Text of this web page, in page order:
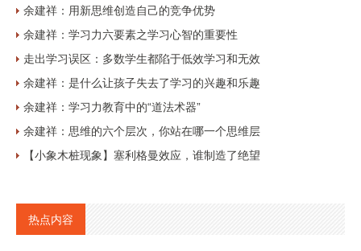
余建祥：用新思维创造自己的竞争优势
余建祥：学习力六要素之学习心智的重要性
走出学习误区：多数学生都陷于低效学习和无效
余建祥：是什么让孩子失去了学习的兴趣和乐趣
余建祥：学习力教育中的“道法术器”
余建祥：思维的六个层次，你站在哪一个思维层
【小象木桩现象】塞利格曼效应，谁制造了绝望
热点内容